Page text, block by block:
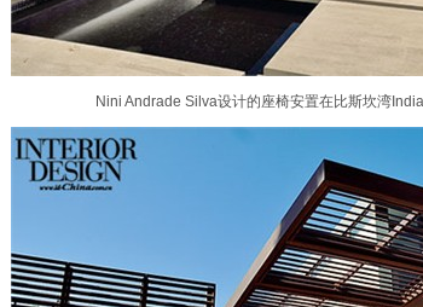
Nini Andrade Silva设计的座椅安置在比斯坎湾